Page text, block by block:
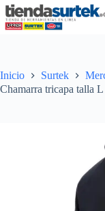
Saltar
al
contenido
Inicio Surtek
Chamarra tricapa talla